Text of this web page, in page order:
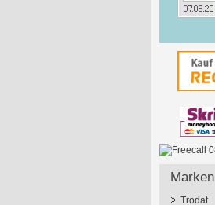
Marken
Trodat